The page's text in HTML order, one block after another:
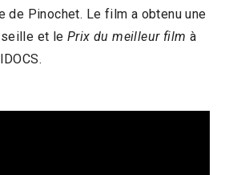
de Pinochet. Le film a obtenu une
et le Prix du meilleur film à